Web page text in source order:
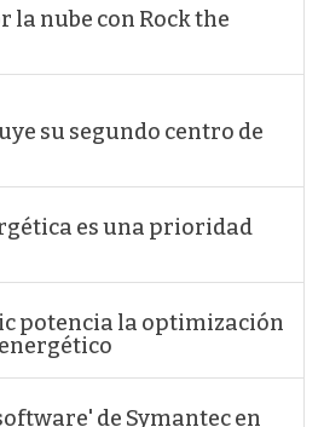
la nube con Rock the
su segundo centro de
es una prioridad
potencia la optimización
de Symantec en